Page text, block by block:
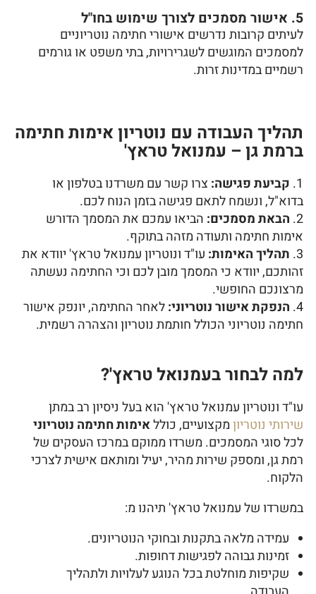
5. אישור מסמכים לצורך שימוש בחו"ל
לעיתים קרובות נדרשים אישורי חתימה נוטריוניים
למסמכים המוגשים לשגרירויות, בתי משפט או גורמים
רשמיים במדינות זרות.
תהליך העבודה עם נוטריון אימות חתימה
ברמת גן – עמנואל טראץ'
קביעת פגישה: צרו קשר עם משרדנו בטלפון או
בדוא"ל, ונשמח לתאם פגישה בזמן הנוח לכם.
הבאת מסמכים: הביאו עמכם את המסמך הדורש
אימות חתימה ותעודה מזהה בתוקף.
תהליך האימות: עו"ד ונוטריון עמנואל טראץ' יוודא את
זהותכם, יוודא כי המסמך מובן לכם וכי החתימה נעשתה
מרצונכם החופשי.
הנפקת אישור נוטריוני:לאחר החתימה, יונפק אישור
חתימה נוטריוני הכולל חותמת נוטריון והצהרה רשמית.
למה לבחור בעמנואל טראץ'?
עו"ד ונוטריון עמנואל טראץ' הוא בעל ניסיון רב במתן
שירותי נוטריוןמקצועיים, כוללאימות חתימה נוטריוני
לכל סוגי המסמכים. משרדו ממוקם במרכז העסקים של
רמת גן, ומספק שירות מהיר, יעיל ומותאם אישית לצרכי
הלקוח.
במשרדו של עמנואל טראץ' תיהנו מ:
עמידה מלאה בתקנות ובחוקי הנוטריונים.
זמינות גבוהה לפגישות דחופות.
שקיפות מוחלטת בכל הנוגע לעלויות ולתהליך